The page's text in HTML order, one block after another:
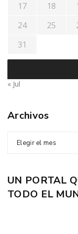
17
18
24
25
31
« Jul
Archivos
Elegir el mes
UN PORTAL
TODO EL